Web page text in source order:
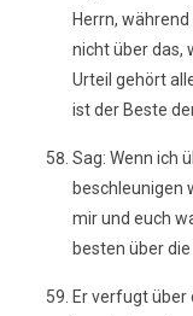
Herrn,
nicht über das,
Urteil gehört
ist der Beste
Sag: Wenn ich
beschleunigen
mir und euch
besten über
Er verfugt über